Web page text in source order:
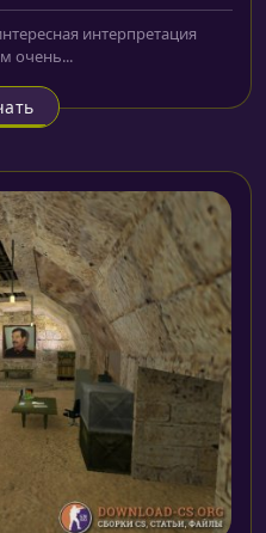
интерпретация
очень...